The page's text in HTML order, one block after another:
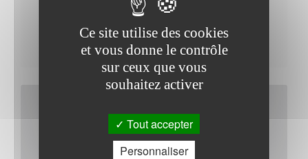
Tel :3631 (*)Ce site utilise des cookies
et vous donne le contrôle
sur ceux que vous
souhaitez activer
Tout accepter
Personnaliser